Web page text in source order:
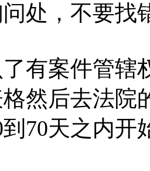
处，不要找
有案件管辖
然后去法院
70天之内开